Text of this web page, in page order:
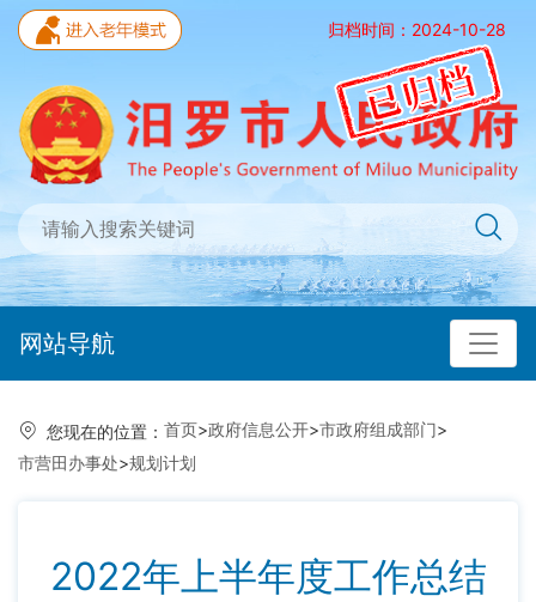
归档时间：2024-10-28
网站导航
您现在的位置： 首页>政府信息公开>市政府组成部门>
市营田办事处>规划计划
2022年上半年度工作总结